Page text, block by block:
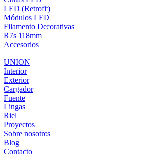
LED (Retrofit)
Módulos LED
Filamento Decorativas
R7s 118mm
Accesorios
+
UNION
Interior
Exterior
Cargador
Fuente
Lingas
Riel
Proyectos
Sobre nosotros
Blog
Contacto